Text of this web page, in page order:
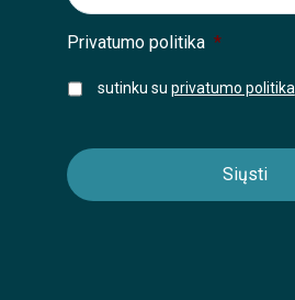
Privatumo politika *
sutinku su privatumo politika